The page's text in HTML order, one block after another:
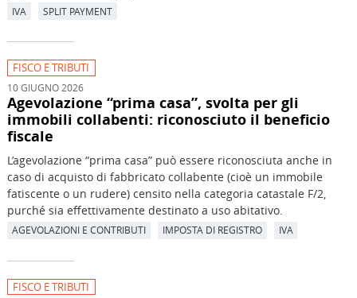
IVA SPLIT PAYMENT
FISCO E TRIBUTI
10 GIUGNO 2026
Agevolazione “prima casa”, svolta per gli
immobili collabenti: riconosciuto il beneficio
fiscale
L’agevolazione “prima casa” può essere riconosciuta anche in
caso di acquisto di fabbricato collabente (cioè un immobile
fatiscente o un rudere) censito nella categoria catastale F/2,
purché sia effettivamente destinato a uso abitativo.
AGEVOLAZIONI E CONTRIBUTI IMPOSTA DI REGISTRO IVA
FISCO E TRIBUTI